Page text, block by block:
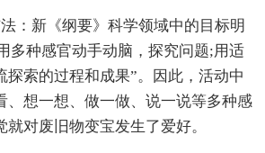
：新《纲要》科学领域中的目标明
多种感官动手动脑，探究问题;用适
探索的过程和成果”。因此，活动中
、想一想、做一做、说一说等多种感
对废旧物变宝发生了爱好。